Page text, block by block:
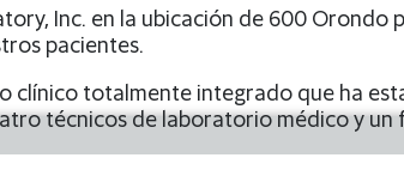
Inc. en la ubicación de 600 Orondo
pacientes.
clínico totalmente integrado que ha
técnicos de laboratorio médico y un